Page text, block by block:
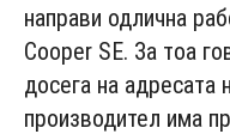
направи одлична
Cooper SE. За тоа
досега на адресата
производител има